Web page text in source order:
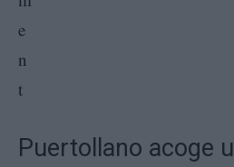
Puertollano acoge